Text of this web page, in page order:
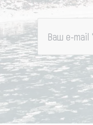
Ваш e-mail